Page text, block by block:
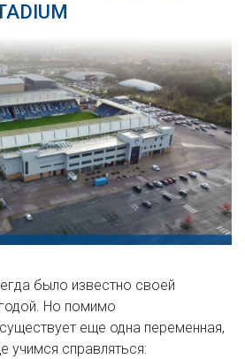
было известно своей
Но помимо
еще одна переменная,
учимся справляться: